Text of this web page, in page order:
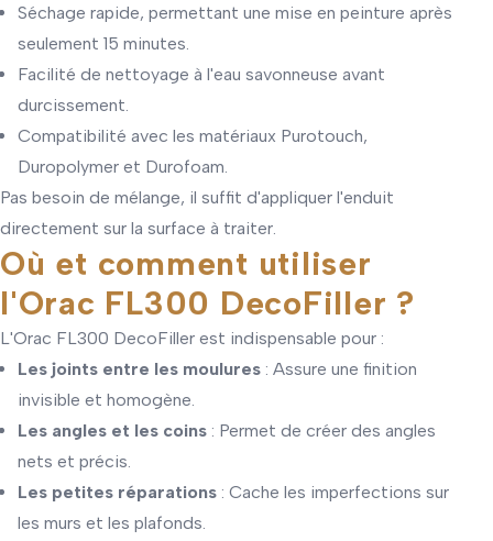
Séchage rapide, permettant une mise en peinture après
seulement 15 minutes.
Facilité de nettoyage à l'eau savonneuse avant
durcissement.
Compatibilité avec les matériaux Purotouch,
Duropolymer et Durofoam.
Pas besoin de mélange, il suffit d'appliquer l'enduit
directement sur la surface à traiter.
Où et comment utiliser
l'Orac FL300 DecoFiller ?
L'Orac FL300 DecoFiller est indispensable pour :
Les joints entre les moulures : Assure une finition
invisible et homogène.
Les angles et les coins : Permet de créer des angles
nets et précis.
Les petites réparations : Cache les imperfections sur
les murs et les plafonds.